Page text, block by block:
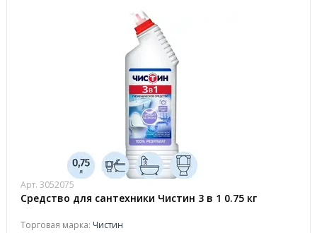
Арт. 3052075
Средство для сантехники Чистин 3 в 1 0.75 кг
Торговая марка: Чистин